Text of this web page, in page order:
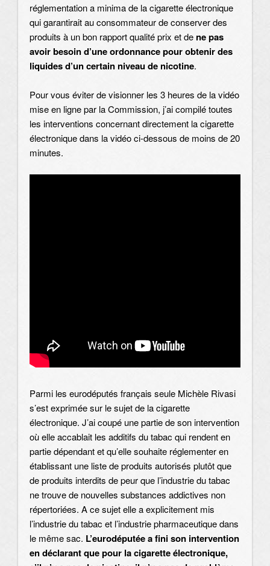
réglementation a minima de la cigarette électronique
qui garantirait au consommateur de conserver des
produits à un bon rapport qualité prix et de ne pas
avoir besoin d’une ordonnance pour obtenir des
liquides d’un certain niveau de nicotine.
Pour vous éviter de visionner les 3 heures de la vidéo
mise en ligne par la Commission, j’ai compilé toutes
les interventions concernant directement la cigarette
électronique dans la vidéo ci-dessous de moins de 20
minutes.
Parmi les eurodéputés français seule Michèle Rivasi
s’est exprimée sur le sujet de la cigarette
électronique. J’ai coupé une partie de son intervention
où elle accablait les additifs du tabac qui rendent en
partie dépendant et qu’elle souhaite réglementer en
établissant une liste de produits autorisés plutôt que
de produits interdits de peur que l’industrie du tabac
ne trouve de nouvelles substances addictives non
répertoriées. A ce sujet elle a explicitement mis
l’industrie du tabac et l’industrie pharmaceutique dans
le même sac. L’eurodéputée a fini son intervention
en déclarant que pour la cigarette électronique,